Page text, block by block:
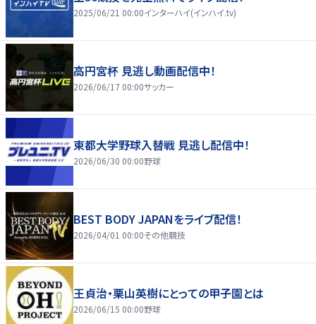
2025/06/21 00:00インターハイ(インハイ.tv)
高円宮杯 見逃し動画配信中！
2026/06/17 00:00サッカー
東都大学野球入替戦 見逃し配信中！
2026/06/30 00:00野球
BEST BODY JAPANをライブ配信！
2026/04/01 00:00その他競技
王貞治・栗山英樹にとっての甲子園とは
2026/06/15 00:00野球